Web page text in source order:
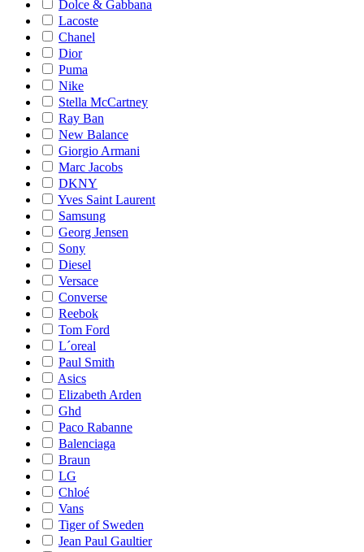
Dolce & Gabbana
Lacoste
Chanel
Dior
Puma
Nike
Stella McCartney
Ray Ban
New Balance
Giorgio Armani
Marc Jacobs
DKNY
Yves Saint Laurent
Samsung
Georg Jensen
Sony
Diesel
Versace
Converse
Reebok
Tom Ford
L´oreal
Paul Smith
Asics
Elizabeth Arden
Ghd
Paco Rabanne
Balenciaga
Braun
LG
Chloé
Vans
Tiger of Sweden
Jean Paul Gaultier